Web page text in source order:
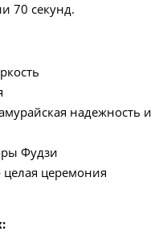
70 секунд.
надежность и
Фудзи
церемония